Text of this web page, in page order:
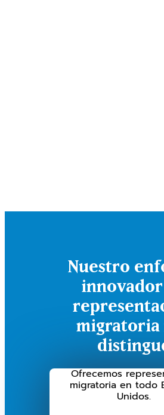
Nuestro
migratoria
Ofrecemos
migratoria en todo
Unidos.